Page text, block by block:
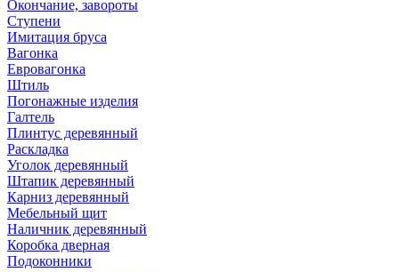
Окончание, завороты
Ступени
Имитация бруса
Вагонка
Евровагонка
Штиль
Погонажные изделия
Галтель
Плинтус деревянный
Раскладка
Уголок деревянный
Штапик деревянный
Карниз деревянный
Мебельный щит
Наличник деревянный
Коробка дверная
Подоконники